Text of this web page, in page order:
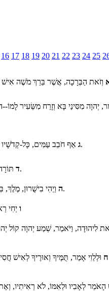
16 17 18 19 20 21 22 23 24 25
יְהוָה מִסִּינַי בָּא וְזָרַח מִשֵּׂעִיר
גאַף חֹבֵב עַמִּים, כָּל-קְדֹשָׁיו בְּיָדֶךָ; וְהֵם תֻּכּוּ לְרַגְלֶךָ, יִשָּׂא מִדַּבְּרֹתֶיךָ.
דתּוֹרָה צִוָּה-לָנוּ, מֹשֶׁה: מוֹרָשָׁה, קְהִלַּת יַעֲקֹב.
הוַיְהִי בִישֻׁרוּן, מֶלֶךְ, בְּהִתְאַסֵּף רָאשֵׁי עָם, יַחַד שִׁבְטֵי יִשְׂרָאֵל.
ו יְחִי
לִיהוּדָה, וַיֹּאמַר, שְׁמַע יְהוָה קוֹל
ח וּלְלֵוִי אָמַר, תֻּמֶּיךָ וְאוּרֶיךָ לְאִישׁ
הָאֹמֵר לְאָבִיו וּלְאִמּוֹ, לֹא רְאִיתִיו,